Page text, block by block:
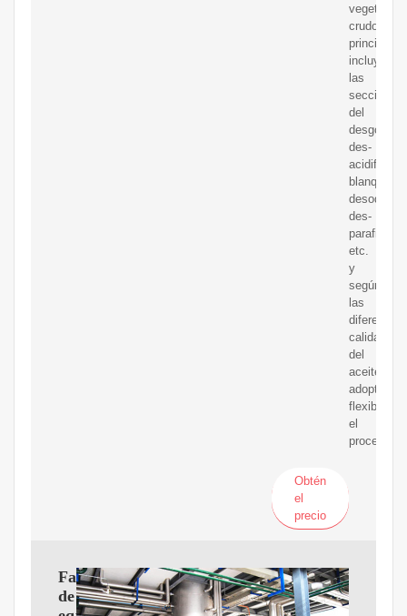
vegetal
crudo,
incluyen
las
secciones
del
des-
des-
parafinado,
etc.
y
según
las
diferentes
calidades
del
aceite,
adoptar
el
proceso
Obtén
el
precio
Fabricante
de